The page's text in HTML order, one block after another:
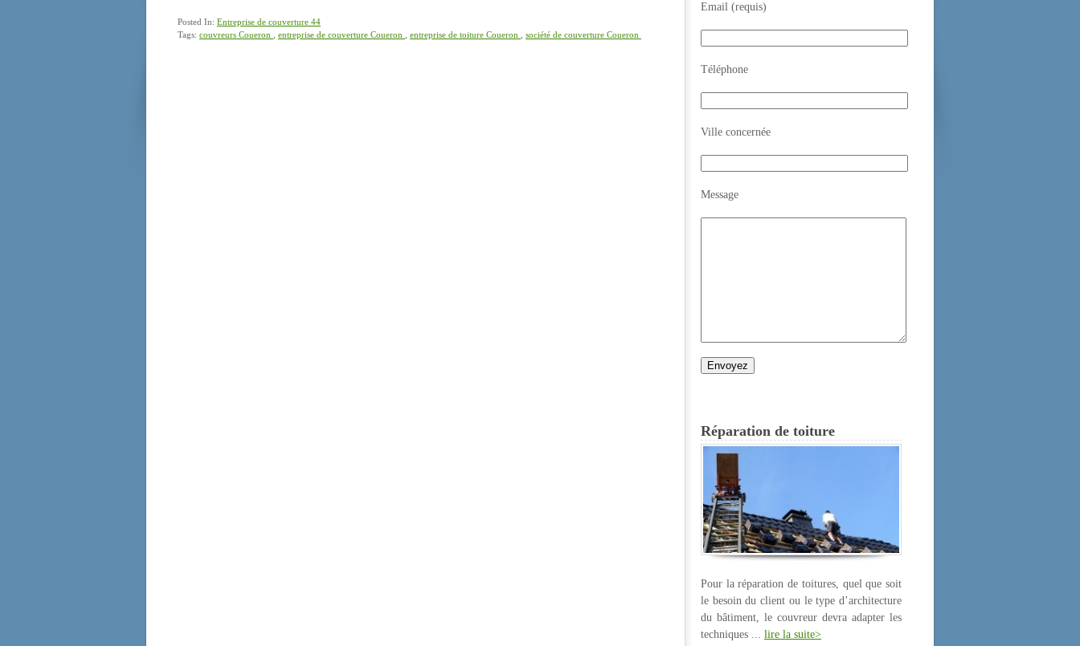
Posted In: Entreprise de couverture 44
Tags: couvreurs Coueron entreprise de couverture Coueron entreprise de toiture Coueron société de couverture Coueron
Email (requis)
Téléphone
Ville concernée
Message
Réparation de toiture
Pour la réparation de toitures, quel que soit
le besoin du client ou le type d’architecture
du bâtiment, le couvreur devra adapter les
techniques ... lire la suite>